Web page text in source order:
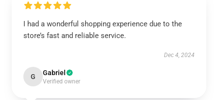
I had a wonderful shopping experience due to the
store’s fast and reliable service.
Dec 4, 2024
G Gabriel
Verified owner